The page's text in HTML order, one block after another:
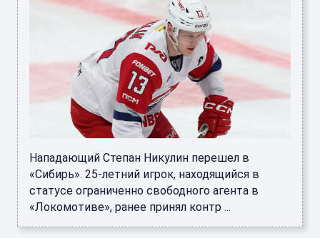
Нападающий Степан Никулин перешел в
«Сибирь». 25-летний игрок, находящийся в
статусе ограниченно свободного агента в
«Локомотиве», ранее принял контр ...